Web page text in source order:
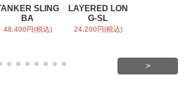
SLING
BA
48,400円(税込)
LAYERED LON
G-SL
24,200円(税込)
>